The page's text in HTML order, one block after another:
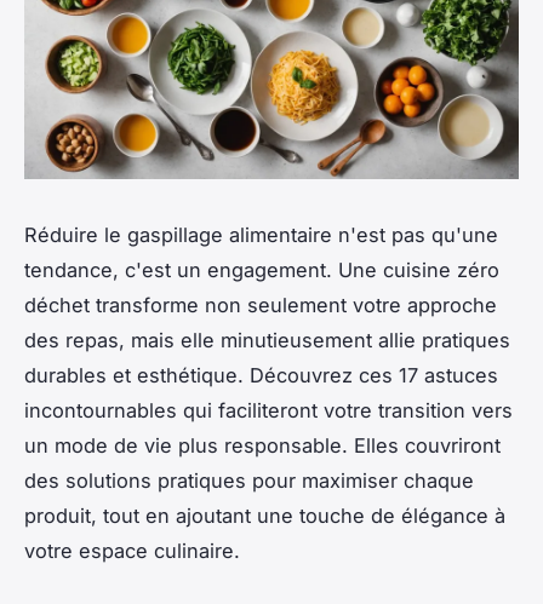
Réduire le gaspillage alimentaire n'est pas qu'une
tendance, c'est un engagement. Une cuisine zéro
déchet transforme non seulement votre approche
des repas, mais elle minutieusement allie pratiques
durables et esthétique. Découvrez ces 17 astuces
incontournables qui faciliteront votre transition vers
un mode de vie plus responsable. Elles couvriront
des solutions pratiques pour maximiser chaque
produit, tout en ajoutant une touche de élégance à
votre espace culinaire.